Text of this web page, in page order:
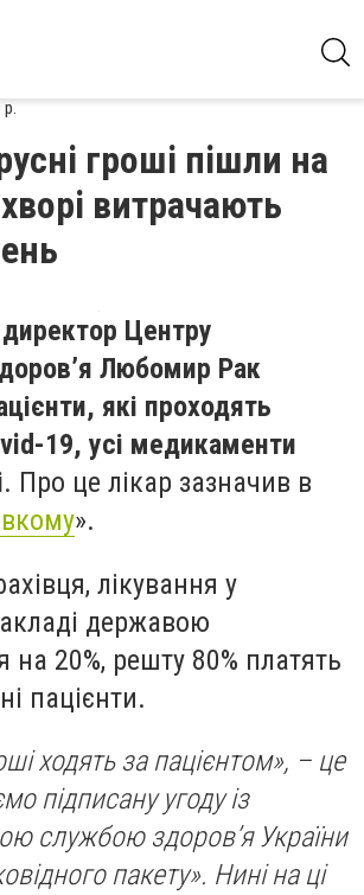
гроші пішли на
витрачають
Центру
Любомир Рак
які проходять
19, усі медикаменти
. Про це лікар зазначив в
».
лікування у
державою
на 20%, решту 80% платять
пацієнти.
ходять за пацієнтом», – це
підписану угоду із
службою здоров’я України
пакету». Нині на ці